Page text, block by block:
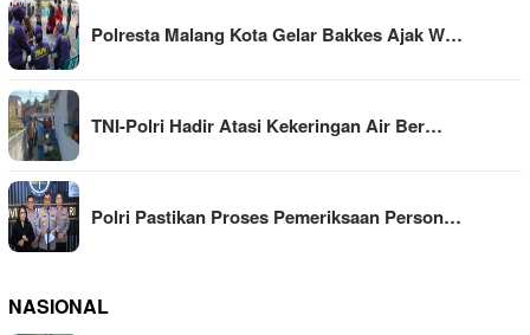
Polresta Malang Kota Gelar Bakkes Ajak W…
TNI-Polri Hadir Atasi Kekeringan Air Ber…
Polri Pastikan Proses Pemeriksaan Person…
NASIONAL